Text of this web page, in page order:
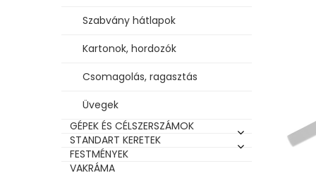
Szabvány hátlapok
Kartonok, hordozók
Csomagolás, ragasztás
Üvegek
GÉPEK ÉS CÉLSZERSZÁMOK
STANDART KERETEK
FESTMÉNYEK
VAKRÁMA